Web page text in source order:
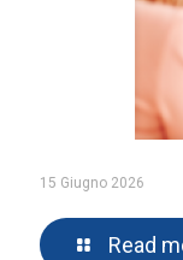
15 Giugno 2026
Read